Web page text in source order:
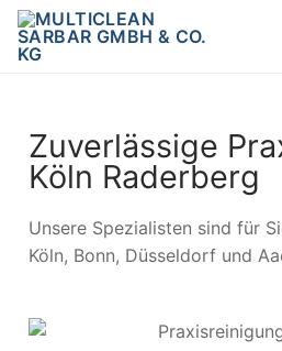
Zuverlässige
Köln Raderberg
Unsere Spezialisten sind für
Köln, Bonn, Düsseldorf und